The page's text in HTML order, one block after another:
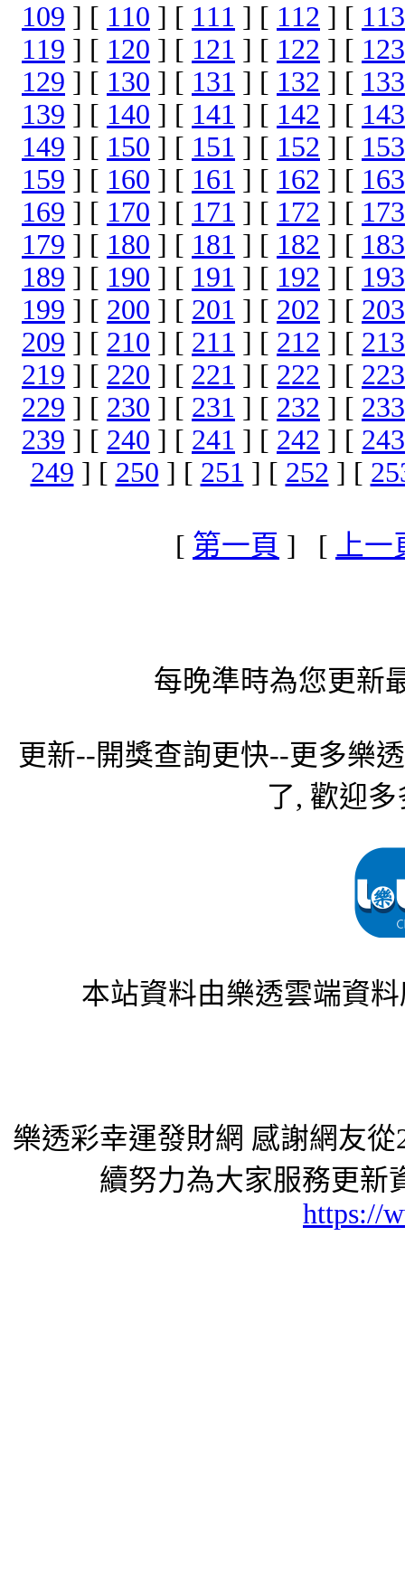
109 ] [ 110 ] [ 111 ] [ 112 ] [ 113
119 ] [ 120 ] [ 121 ] [ 122 ] [ 123
129 ] [ 130 ] [ 131 ] [ 132 ] [ 133
139 ] [ 140 ] [ 141 ] [ 142 ] [ 143
149 ] [ 150 ] [ 151 ] [ 152 ] [ 153
159 ] [ 160 ] [ 161 ] [ 162 ] [ 163
169 ] [ 170 ] [ 171 ] [ 172 ] [ 173
179 ] [ 180 ] [ 181 ] [ 182 ] [ 183
189 ] [ 190 ] [ 191 ] [ 192 ] [ 193
199 ] [ 200 ] [ 201 ] [ 202 ] [ 203
209 ] [ 210 ] [ 211 ] [ 212 ] [ 213
219 ] [ 220 ] [ 221 ] [ 222 ] [ 223
229 ] [ 230 ] [ 231 ] [ 232 ] [ 233
239 ] [ 240 ] [ 241 ] [ 242 ] [ 243
249 ] [ 250 ] [ 251 ] [ 252 ] [
[ 第一頁 ] [ 上一
每晚準時為您更新
更新--開獎查詢更快--更多樂
了, 歡迎
本站資料由樂透雲端資
樂透彩幸運發財網 感謝網友
續努力為大家服務更新
https://